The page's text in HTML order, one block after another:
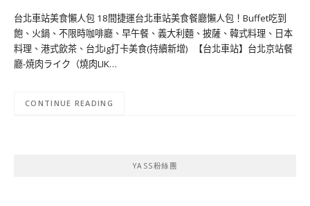
台北車站美食懶人包 18間捷運台北車站美食餐廳懶人包！Buffet吃到
飽、火鍋、不限時咖啡廳、早午餐、義大利麵、披薩、韓式料理、日本
料理、港式飲茶、台北ig打卡美食(持續新增) 【台北車站】台北京站餐
廳-焼肉ライク（燒肉LIK…
CONTINUE READING
YASS粉絲團